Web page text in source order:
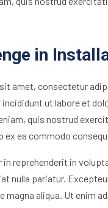
in
amet, consectetur
ut labore et
quis nostrud
ex ea commodo
in reprehenderit in
nulla pariatur.
magna aliqua. Ut enim